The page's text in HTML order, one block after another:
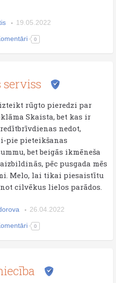
19.05.2022
0
rūgto pieredzi par
Skaista, bet kas ir
nedot,
pie pieteikšanas
bet beigās ikmēneša
pēc pusgada mēs
Melo, lai tikai piesaistītu
cilvēkus lielos parādos.
26.04.2022
0